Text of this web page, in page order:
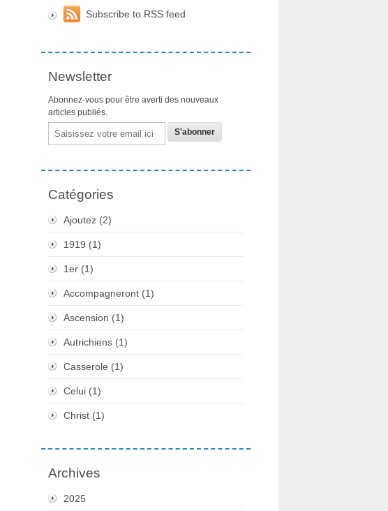
Subscribe to RSS feed
Newsletter
Abonnez-vous pour être averti des nouveaux
articles publiés.
Email
Catégories
Ajoutez (2)
1919 (1)
1er (1)
Accompagneront (1)
Ascension (1)
Autrichiens (1)
Casserole (1)
Celui (1)
Christ (1)
Archives
2025